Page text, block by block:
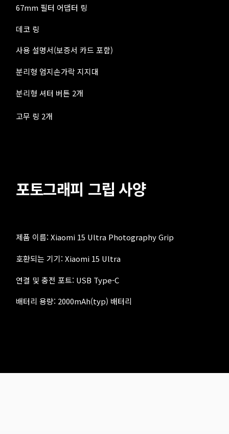
67mm 필터 어댑터 링
데코 링
사용 설명서(보증서 카드 포함)
분리형 엄지손가락 지지대
분리형 셔터 버튼 2개
고무 링 2개
포토그래피 그립 사양
제품 이름: Xiaomi 15 Ultra Photography Grip
호환되는 기기: Xiaomi 15 Ultra
연결 및 충전 포트: USB Type-C
배터리 용량: 2000mAh(typ) 배터리